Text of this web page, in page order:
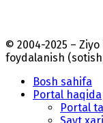
© 2004-2025 –
foydalanish
Bosh sahifa
Portal haqida
Portal
Sayt